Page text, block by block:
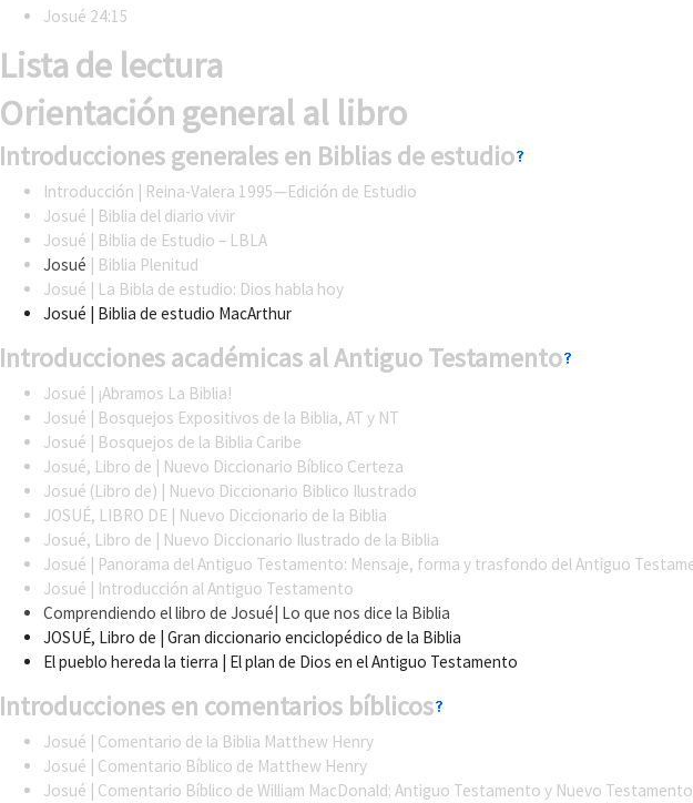
Josué 24:15
Lista de lectura
Orientación general al libro
Introducciones generales en Biblias de estudio
Introducción | Reina-Valera 1995—Edición de Estudio
Josué | Biblia del diario vivir
Josué | Biblia de Estudio – LBLA
Josué | Biblia Plenitud
Josué | La Bibla de estudio: Dios habla hoy
Josué | Biblia de estudio MacArthur
Introducciones académicas al Antiguo Testamento
Josué | ¡Abramos La Biblia!
Josué | Bosquejos Expositivos de la Biblia, AT y NT
Josué | Bosquejos de la Biblia Caribe
Josué, Libro de | Nuevo Diccionario Bíblico Certeza
Josué (Libro de) | Nuevo Diccionario Biblico Ilustrado
JOSUÉ, LIBRO DE| Nuevo Diccionario de la Biblia
Josué, Libro de | Nuevo Diccionario Ilustrado de la Biblia
Josué | Panorama del Antiguo Testamento: Mensaje, forma y trasfondo del Antiguo
Josué | Introducción al Antiguo Testamento
Comprendiendo el libro de Josué | Lo que nos dice la Biblia
JOSUÉ, Libro de | Gran diccionario enciclopédico de la Biblia
El pueblo hereda la tierra | El plan de Dios en el Antiguo Testamento
Introducciones en comentarios bíblicos
Josué | Comentario de la Biblia Matthew Henry
Josué | Comentario Bíblico de Matthew Henry
Josué | Comentario Bíblico de William MacDonald: Antiguo Testamento y Nuevo Testamento